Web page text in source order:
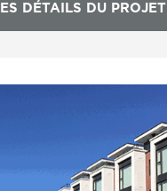
DÉTAILS DU PROJET